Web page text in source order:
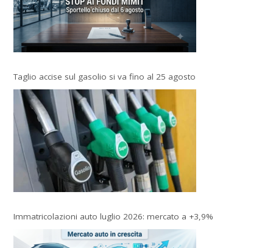
Taglio accise sul gasolio si va fino al 25 agosto
Immatricolazioni auto luglio 2026: mercato a +3,9%